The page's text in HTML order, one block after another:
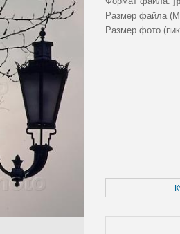
Размер файла
Размер фото